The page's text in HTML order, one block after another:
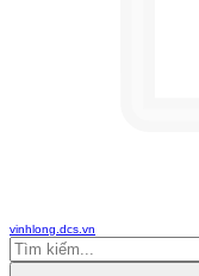
vinhlong.dcs.vn